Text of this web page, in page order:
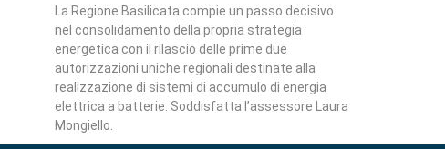
La Regione Basilicata compie un passo decisivo
nel consolidamento della propria strategia
energetica con il rilascio delle prime due
autorizzazioni uniche regionali destinate alla
realizzazione di sistemi di accumulo di energia
elettrica a batterie. Soddisfatta l’assessore Laura
Mongiello.